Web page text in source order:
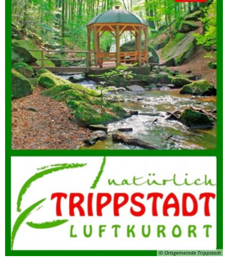
© Ortsgemeinde Trippstadt